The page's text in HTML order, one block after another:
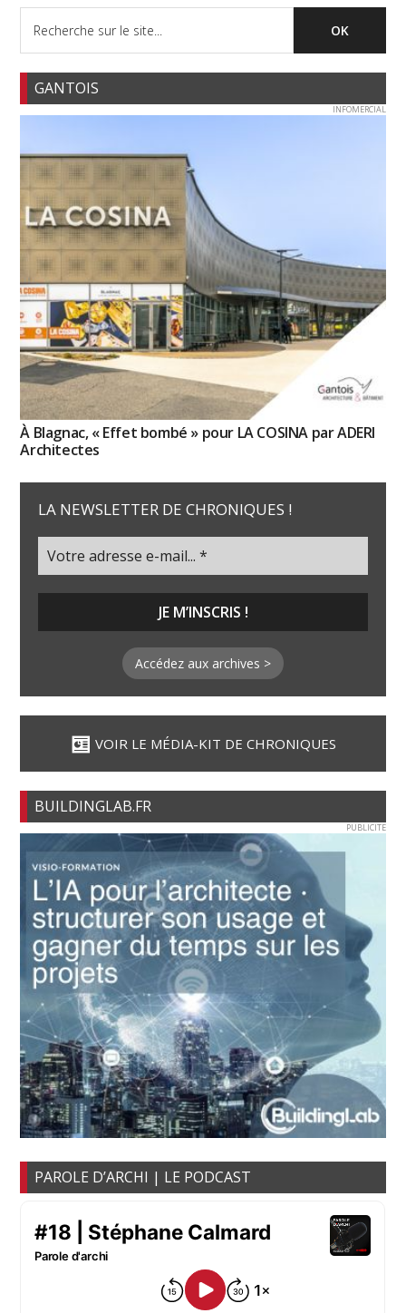
GANTOIS
INFOMERCIAL
À Blagnac, « Effet bombé » pour LA COSINA par ADERI
Architectes
LA NEWSLETTER DE CHRONIQUES !
Accédez aux archives >
VOIR LE MÉDIA-KIT DE CHRONIQUES
BUILDINGLAB.FR
PUBLICITE
PAROLE D’ARCHI | LE PODCAST